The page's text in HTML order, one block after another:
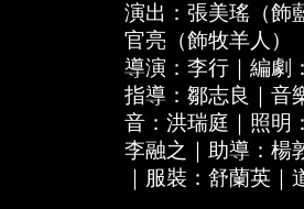
演出：張美瑤（飾
官亮（飾牧羊人）
導演：李行｜編劇
指導：鄒志良｜音
音：洪瑞庭｜照明
李融之｜助導：楊
｜服裝：舒蘭英